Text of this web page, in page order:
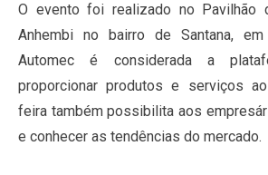
O evento foi realizado no Pavilhão
Anhembi no bairro de Santana,
Automec é considerada a
proporcionar produtos e serviços
feira também possibilita aos
e conhecer as tendências do mercado.